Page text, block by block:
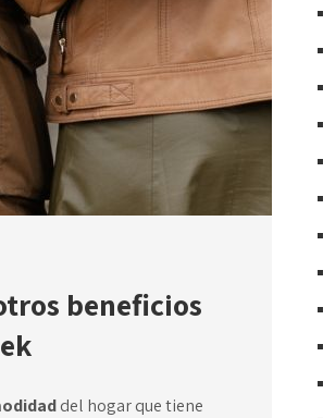
beneficios
del hogar que tiene